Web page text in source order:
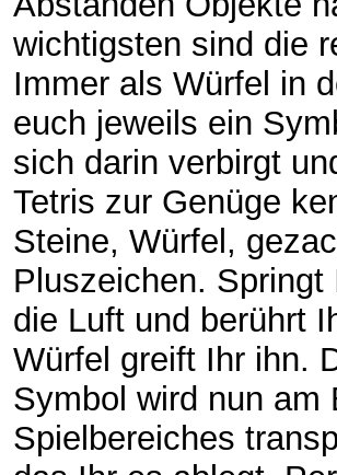
wichtigsten sind die
Immer als Würfel in
euch jeweils ein
sich darin verbirgt
Tetris zur Genüge
Steine, Würfel,
Pluszeichen.
die Luft und berührt
Würfel greift Ihr ihn.
Symbol wird nun am
Spielbereiches